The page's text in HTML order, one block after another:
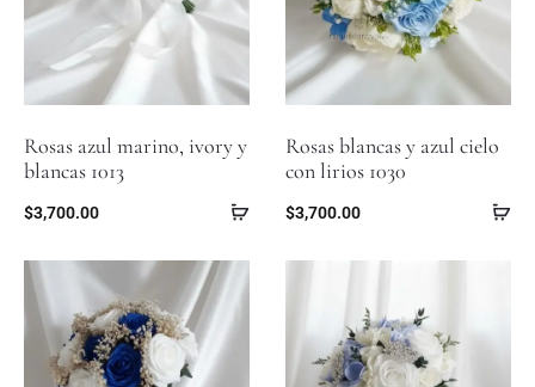
Rosas azul marino, ivory y
blancas 1013
$3,700.00
Rosas blancas y azul cielo
con lirios 1030
$3,700.00